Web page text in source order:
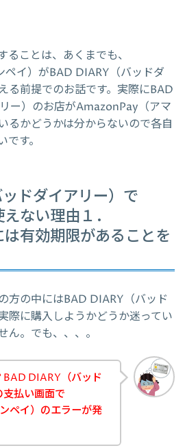
ることは、あくまでも、
イ）がBAD DIARY（バッドダ
る前提でのお話です。実際にBAD
ー）のお店がAmazonPay（アマ
るかどうかは分からないので各自
す。
ドダイアリー）で
ない理由１．
は有効期限があることを
方の中にはBAD DIARY（バッド
際に購入しようかどうか迷ってい
ん。でも、、、。
BAD DIARY（バッド
払い画面で
ペイ）のエラーが発